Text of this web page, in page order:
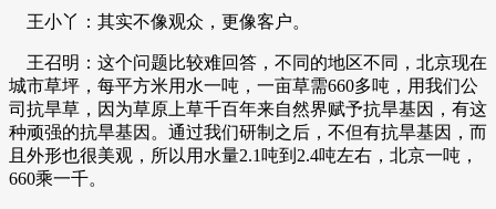
王小丫：其实不像观众，更像客户。
王召明：这个问题比较难回答，不同的地区不同，北京现在
城市草坪，每平方米用水一吨，一亩草需660多吨，用我们公
司抗旱草，因为草原上草千百年来自然界赋予抗旱基因，有这
种顽强的抗旱基因。通过我们研制之后，不但有抗旱基因，而
且外形也很美观，所以用水量2.1吨到2.4吨左右，北京一吨，
660乘一千。